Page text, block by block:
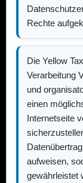
Rechte
Die Yellow
Verarbeitung
und
einen
Internetseite
aufweisen,
gewährleistet